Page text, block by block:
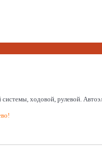
рулевой.